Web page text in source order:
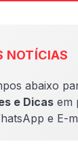
NOTÍCIAS
abaixo
e Dicasem
e E-